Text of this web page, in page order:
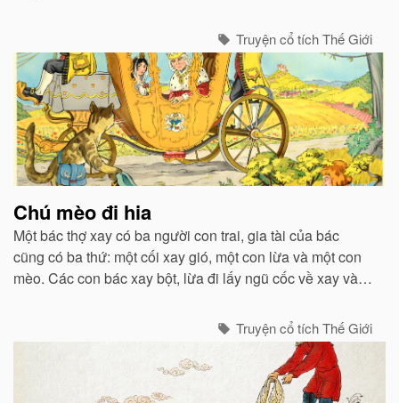
Truyện cổ tích Thế Giới
Chú mèo đi hia
Một bác thợ xay có ba người con trai, gia tài của bác
cũng có ba thứ: một cối xay gió, một con lừa và một con
mèo. Các con bác xay bột, lừa đi lấy ngũ cốc về xay và
Truyện cổ tích Thế Giới